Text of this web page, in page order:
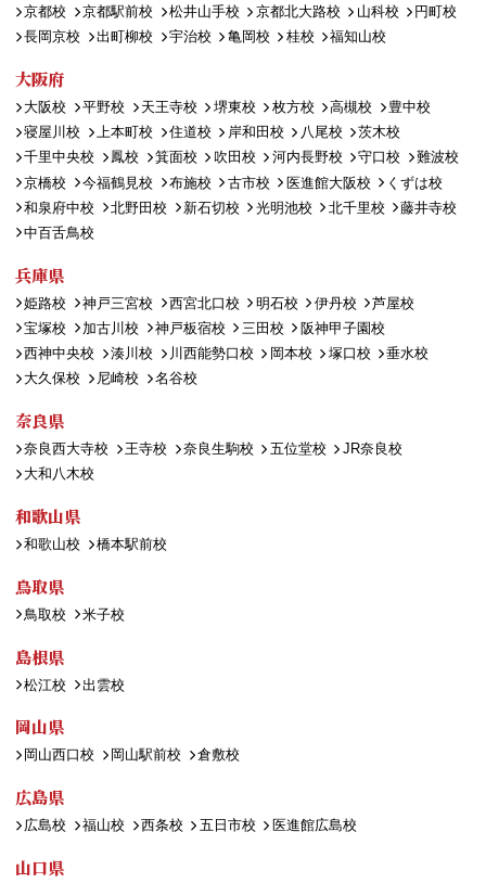
京都校 京都駅前校 松井山手校 京都北大路校 山科校
円町校
長岡京校
出町柳校 宇治校 亀岡校 桂校 福知山校
大阪府
大阪校 平野校 天王寺校 堺東校 枚方校 高槻校
豊中校
寝屋川校
上本町校 住道校 岸和田校 八尾校
茨木校
千里中央校
鳳校 箕面校 吹田校 河内長野校 守口校
難波校
京橋校
今福鶴見校 布施校 古市校 医進館大阪校
くずは校
和泉府中校
北野田校 新石切校 光明池校 北千里校
藤井寺校
中百舌鳥校
兵庫県
姫路校 神戸三宮校 西宮北口校 明石校 伊丹校
芦屋校
宝塚校
加古川校 神戸板宿校 三田校
阪神甲子園校
西神中央校
湊川校 川西能勢口校 岡本校 塚口校
垂水校
大久保校
尼崎校 名谷校
奈良県
奈良西大寺校 王寺校 奈良生駒校 五位堂校
JR奈良校
大和八木校
和歌山県
和歌山校 橋本駅前校
鳥取県
鳥取校 米子校
島根県
松江校 出雲校
岡山県
岡山西口校 岡山駅前校 倉敷校
広島県
広島校 福山校 西条校 五日市校 医進館広島校
山口県